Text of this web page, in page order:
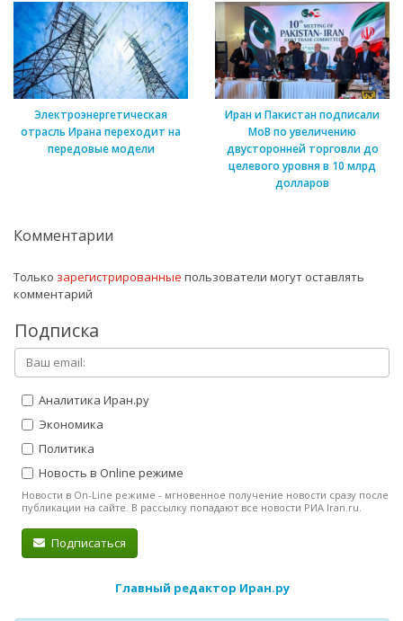
Электроэнергетическая
отрасль Ирана переходит на
передовые модели
Иран и Пакистан подписали
МоВ по увеличению
двусторонней торговли до
целевого уровня в 10 млрд
долларов
Комментарии
Только зарегистрированные пользователи могут оставлять
комментарий
Подписка
Аналитика Иран.ру
Экономика
Политика
Новость в Online режиме
Новости в On-Line режиме - мгновенное получение новости сразу после
публикации на сайте. В рассылку попадают все новости РИА Iran.ru.
Подписаться
Главный редактор Иран.ру